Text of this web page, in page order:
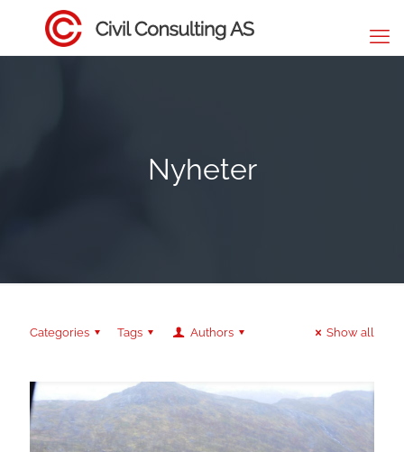
Nyheter
Categories Tags Authors Show all